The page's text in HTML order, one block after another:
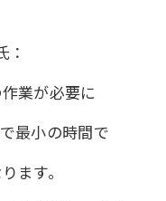
業が必要に
最小の時間で
ます。